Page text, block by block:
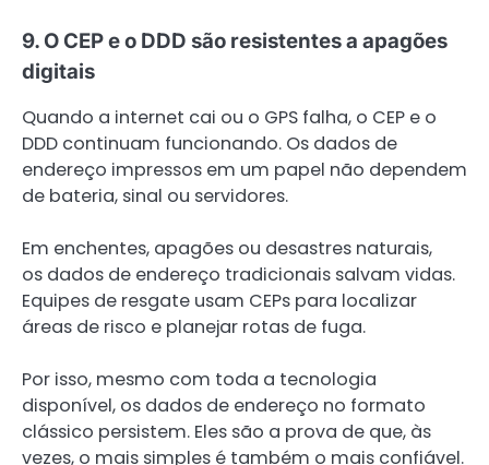
9. O CEP e o DDD são resistentes a apagões
digitais
Quando a internet cai ou o GPS falha, o CEP e o
DDD continuam funcionando. Os dados de
endereço impressos em um papel não dependem
de bateria, sinal ou servidores.
Em enchentes, apagões ou desastres naturais,
os dados de endereço tradicionais salvam vidas.
Equipes de resgate usam CEPs para localizar
áreas de risco e planejar rotas de fuga.
Por isso, mesmo com toda a tecnologia
disponível, os dados de endereço no formato
clássico persistem. Eles são a prova de que, às
vezes, o mais simples é também o mais confiável.